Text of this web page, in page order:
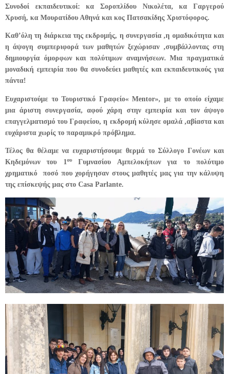
Συνοδοί εκπαιδευτικοί: κα Σοροπλίδου Νικολέτα, κα Γαργερού
Χρυσή, κα Μουρατίδου Αθηνά και κος Πατσακίδης Χριστόφορος.
Καθ’όλη τη διάρκεια της εκδρομής, η συνεργασία ,η ομαδικότητα και
η άψογη συμπεριφορά των μαθητών ξεχώρισαν ,συμβάλλοντας στη
δημιουργία όμορφων και πολύτιμων αναμνήσεων. Μια πραγματικά
μοναδική εμπειρία που θα συνοδεύει μαθητές και εκπαιδευτικούς για
πάντα!
Ευχαριστούμε το Τουριστικό Γραφείο« Mentor», με το οποίο είχαμε
μια άριστη συνεργασία, αφού χάρη στην εμπειρία και τον άψογο
επαγγελματισμό του Γραφείου, η εκδρομή κύλησε ομαλά ,αβίαστα και
ευχάριστα χωρίς το παραμικρό πρόβλημα.
Τέλος θα θέλαμε να ευχαριστήσουμε θερμά το Σύλλογο Γονέων και
Κηδεμόνων του 1ουΓυμνασίου Αμπελοκήπων για το πολύτιμο
χρηματικό ποσό που χορήγησαν στους μαθητές μας για την κάλυψη
της επίσκεψής μας στο Casa Parlante.